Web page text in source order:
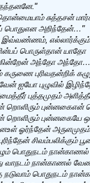
தந்தனனே."
சுத்தசன்
பொதுஎன அறிந்தேன்…"
இவ்வண்ணம்,
பொருள்தான் யாதோ
அந்தோ
கருணை
ஐயோ புழுவில்
புத்தமுதம்
றொளிரும்
புன்னகையே
ஓர்ந்தேன்
பொதுநடம்
வாநடம் நான்காணல்
நடுவாம் பொதுநடம்